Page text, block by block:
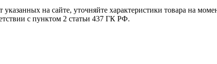
указанных на сайте, уточняйте характеристики товара на
с пунктом 2 статьи 437 ГК РФ.